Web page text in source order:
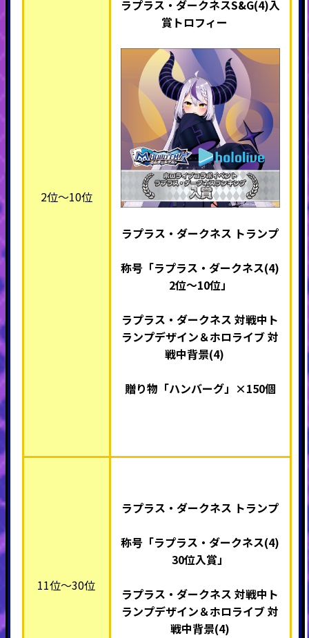
2位～10位
ラプラス・ダークネスS&G(4)入
賞トロフィー
ラプラス・ダークネス トランプ
称号「ラプラス・ダークネス(4)
2位～10位」
ラプラス・ダークネス 対戦中ト
ランプデザイン＆ホロライブ 対
戦中背景(4)
贈り物「ハンバーグ」×150個
11位～30位
ラプラス・ダークネス トランプ
称号「ラプラス・ダークネス(4)
30位入賞」
ラプラス・ダークネス 対戦中ト
ランプデザイン＆ホロライブ 対
戦中背景(4)